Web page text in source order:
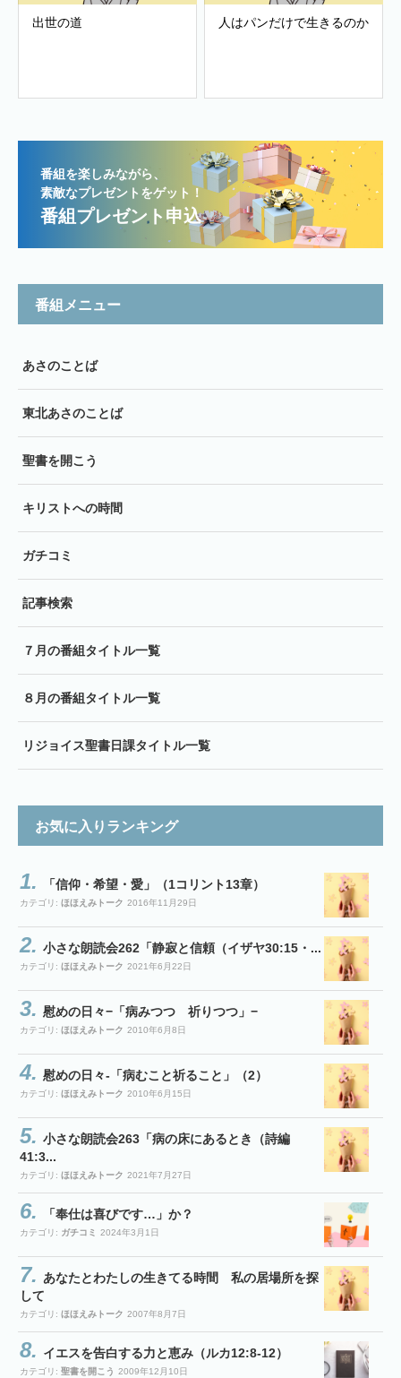
出世の道 人はパンだけで生きるのか
番組を楽しみながら、
素敵なプレゼントをゲット！
番組プレゼント申込
番組メニュー
あさのことば
東北あさのことば
聖書を開こう
キリストへの時間
ガチコミ
記事検索
７月の番組タイトル一覧
８月の番組タイトル一覧
リジョイス聖書日課タイトル一覧
お気に入りランキング
「信仰・希望・愛」（1コリント13章）
カテゴリ: ほほえみトーク 2016年11月29日
小さな朗読会262「静寂と信頼（イザヤ30:15・...
カテゴリ: ほほえみトーク 2021年6月22日
慰めの日々−「病みつつ 祈りつつ」−
カテゴリ: ほほえみトーク 2010年6月8日
慰めの日々-「病むこと祈ること」（2）
カテゴリ: ほほえみトーク 2010年6月15日
小さな朗読会263「病の床にあるとき（詩編
41:3...
カテゴリ: ほほえみトーク 2021年7月27日
「奉仕は喜びです…」か？
カテゴリ: ガチコミ 2024年3月1日
あなたとわたしの生きてる時間 私の居場所を探
して
カテゴリ: ほほえみトーク 2007年8月7日
イエスを告白する力と恵み（ルカ12:8-12）
カテゴリ: 聖書を開こう 2009年12月10日